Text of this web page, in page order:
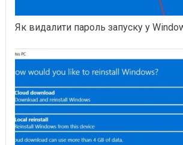
Як видалити пароль запуску у